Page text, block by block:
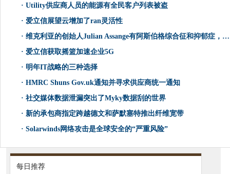
· Utility供应商人员的能源有全民客户列表被盗
· 爱立信展望云增加了ran灵活性
· 维克利亚的创始人Julian Assange有阿斯伯格综合征和抑郁症，法院听到
· 爱立信获取摇篮加速企业5G
· 明年IT战略的三种选择
· HMRC Shuns Gov.uk通知并寻求供应商统一通知
· 社交媒体数据泄漏突出了Myky数据刮的世界
· 新的承包商指定跨越德文和萨默塞特推出纤维宽带
· Solarwinds网络攻击是全球安全的“严重风险”
每日推荐